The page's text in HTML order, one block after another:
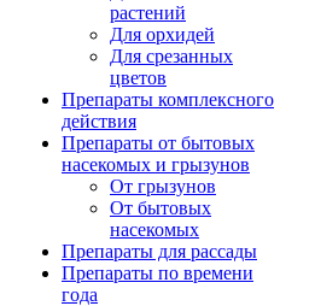
растений
Для орхидей
Для срезанных
цветов
Препараты комплексного
действия
Препараты от бытовых
насекомых и грызунов
От грызунов
От бытовых
насекомых
Препараты для рассады
Препараты по времени
года